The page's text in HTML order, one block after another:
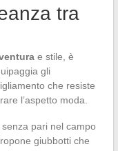
tra
e stile, è
gli
che resiste
l’aspetto moda.
pari nel campo
giubbotti che